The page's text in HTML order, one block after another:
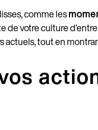
comme les
de votre culture
actuels, tout en